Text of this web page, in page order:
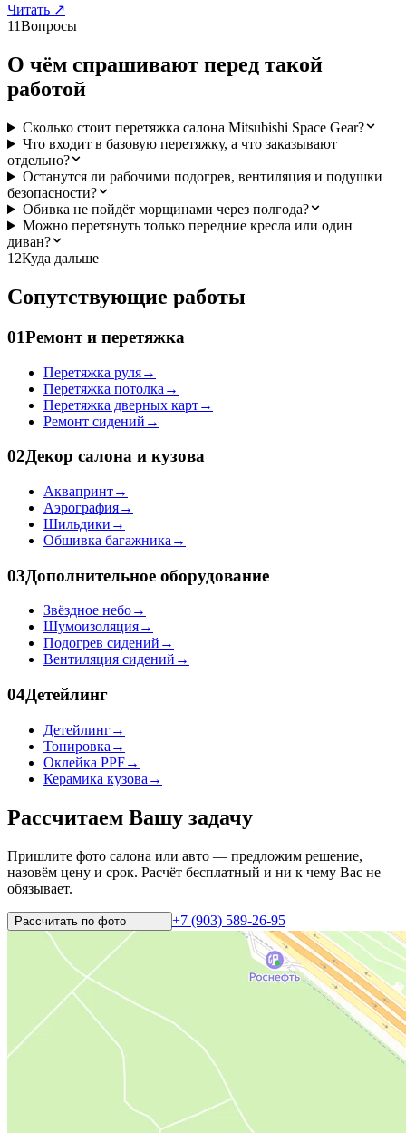
Читать ↗
11Вопросы
О чём спрашивают перед такой
работой
Сколько стоит перетяжка салона Mitsubishi Space Gear?
Что входит в базовую перетяжку, а что заказывают
отдельно?
Останутся ли рабочими подогрев, вентиляция и подушки
безопасности?
Обивка не пойдёт морщинами через полгода?
Можно перетянуть только передние кресла или один
диван?
12Куда дальше
Сопутствующие работы
01Ремонт и перетяжка
Перетяжка руля→
Перетяжка потолка →
Перетяжка дверных карт→
Ремонт сидений →
02Декор салона и кузова
Аквапринт→
Аэрография→
Шильдики →
Обшивка багажника →
03Дополнительное оборудование
Звёздное небо→
Шумоизоляция→
Подогрев сидений →
Вентиляция сидений →
04Детейлинг
Детейлинг→
Тонировка →
Оклейка PPF→
Керамика кузова →
Рассчитаем Вашу задачу
Пришлите фото салона или авто — предложим решение,
назовём цену и срок. Расчёт бесплатный и ни к чему Вас не
обязывает.
Рассчитать по фото +7 (903) 589-26-95